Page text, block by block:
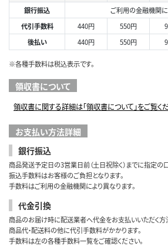
銀行振込
ご利用の金融機関に
代引手数料
440円 550円
後払い
440円 550円
※各種手数料は税込表示です。
領収書について
領収書に関する詳細は「領収書について」をご覧くだ
お支払い方法詳細
銀行振込
商品発送予定日の3営業日前（土日祝除く）までに指定の
振込手数料はお客様のご負担となります。
手数料はご利用の金融機関により異なります。
代金引換
商品のお届け時に配送業者へ代金をお支払いいただく方
商品代・配送料の他に代引手数料がかかります。
手数料は左の各種手数料一覧をご確認ください。